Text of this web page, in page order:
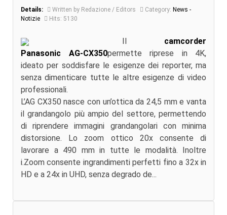
Details: Written by Redazione / Editors Category: News -
Notizie
Hits: 5130
Il camcorder
Panasonic AG-CX350permette riprese in 4K,
ideato per soddisfare le esigenze dei reporter, ma
senza dimenticare tutte le altre esigenze di video
professionali.
L’AG CX350 nasce con un’ottica da 24,5 mm e vanta
il grandangolo più ampio del settore, permettendo
di riprendere immagini grandangolari con minima
distorsione. Lo zoom ottico 20x consente di
lavorare a 490 mm in tutte le modalità. Inoltre
i.Zoom consente ingrandimenti perfetti fino a 32x in
HD e a 24x in UHD, senza degrado de...